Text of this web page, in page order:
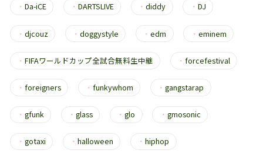
・ Da-iCE ・DARTSLIVE ・diddy ・ DJ
・ djcouz ・doggystyle ・edm ・ eminem
・ FIFAワールドカップ全試合無料生中継 ・ forcefestival
・ foreigners ・ funkywhom ・gangstarap
・ gfunk ・glass ・glo ・ gmosonic
・ gotaxi ・halloween ・hiphop